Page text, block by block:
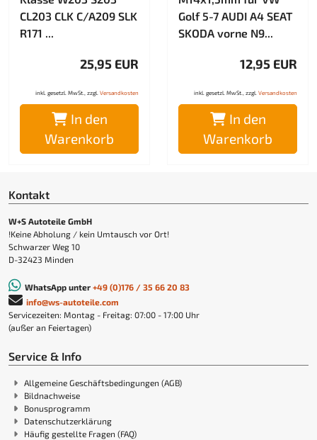
CL203 CLK C/A209 SLK
R171 ...
25,95 EUR
inkl. gesetzl. MwSt., zzgl. Versandkosten
In den
Warenkorb
Golf 5-7 AUDI A4 SEAT
SKODA vorne N9...
12,95 EUR
inkl. gesetzl. MwSt., zzgl. Versandkosten
In den
Warenkorb
Kontakt
W+S Autoteile GmbH
!Keine Abholung / kein Umtausch vor Ort!
Schwarzer Weg 10
D-32423 Minden
WhatsApp unter +49 (0)176 / 35 66 20 83
info@ws-autoteile.com
Servicezeiten: Montag - Freitag: 07:00 - 17:00 Uhr
(außer an Feiertagen)
Service & Info
Allgemeine Geschäftsbedingungen (AGB)
Bildnachweise
Bonusprogramm
Datenschutzerklärung
Häufig gestellte Fragen (FAQ)